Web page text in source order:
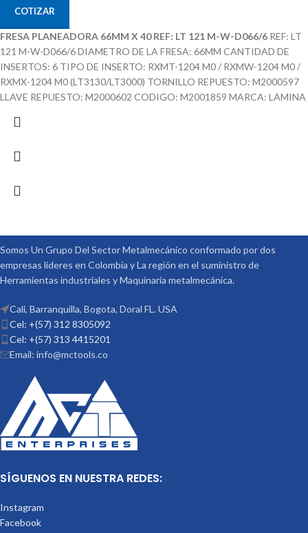
COTIZAR
FRESA PLANEADORA 66MM X 40 REF: LT 121 M-W-D066/6 REF: LT
121 M-W-D066/6 DIAMETRO DE LA FRESA: 66MM CANTIDAD DE
INSERTOS: 6 TIPO DE INSERTO: RXMT-1204 M0 / RXMW-1204 M0 /
RXMX-1204 M0 (LT3130/LT3000) TORNILLO REPUESTO: M2000597
LLAVE REPUESTO: M2000602 CODIGO: M2001859 MARCA: LAMINA
Somos Un Grupo Del Sector Metalmecánico conformado por dos
empresas lideres en Colombia y La región en el suministro de
Herramientas industriales y Maquinaria metalmecánica.
Cali, Barranquilla, Bogota, Doral FL. USA
Cel: +(57) 312 8305092
Cel: +(57) 313 4415201
Email: info@mctools.co
SÍGUENOS EN NUESTRA REDES:
Instagram
Facebook